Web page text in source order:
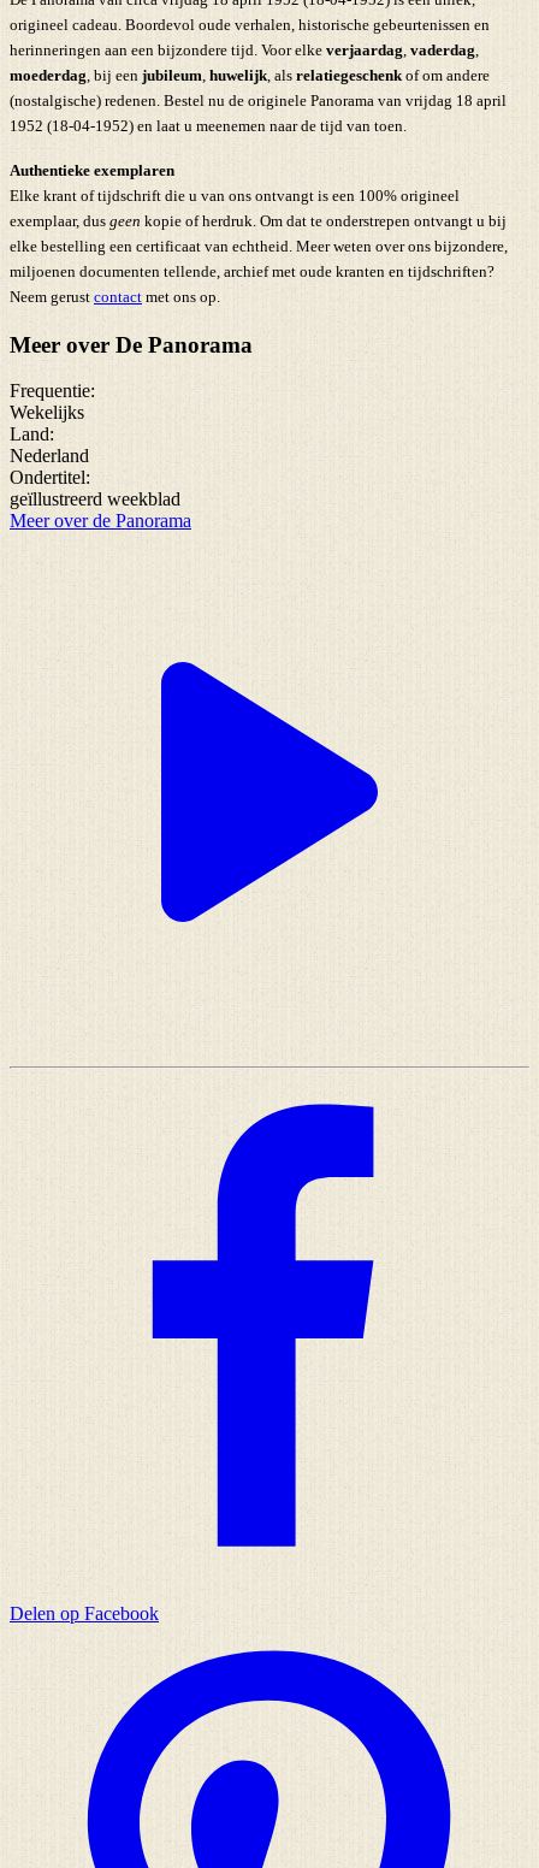
origineel cadeau. Boordevol oude verhalen, historische gebeurtenissen en
herinneringen aan een bijzondere tijd. Voor elke verjaardag vaderdag
moederdag , bij een jubileum huwelijk , als relatiegeschenk of om andere
(nostalgische) redenen. Bestel nu de originele Panorama van vrijdag 18 april
1952 (18-04-1952) en laat u meenemen naar de tijd van toen.
Authentieke exemplaren
Elke krant of tijdschrift die u van ons ontvangt is een 100% origineel
exemplaar, dus geen kopie of herdruk. Om dat te onderstrepen ontvangt u bij
elke bestelling een certificaat van echtheid. Meer weten over ons bijzondere,
miljoenen documenten tellende, archief met oude kranten en tijdschriften?
Neem gerust contact met ons op.
Meer over De Panorama
Frequentie:
Wekelijks
Land:
Nederland
Ondertitel:
geïllustreerd weekblad
Meer over de Panorama
Delen op Facebook